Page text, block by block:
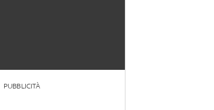
PUBBLICITÀ